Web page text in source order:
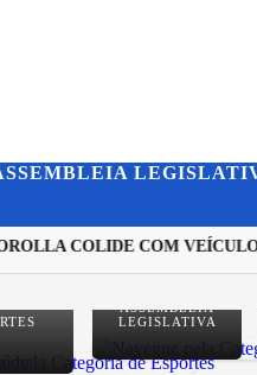
COLIDE COM VEÍCULO
ASSEMBLEIA
LEGISLATIVA